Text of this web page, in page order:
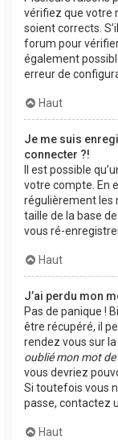
vérifiez que votre
soient corrects.
forum pour
également
erreur de
Haut
Je me suis
connecter ?!
Il est possible
votre compte. En
régulièrement les
taille de la base
vous ré-
Haut
J’ai perdu mon
Pas de panique !
être récupéré, il
rendez vous sur
oublié mon mot de
vous devriez
Si toutefois vous
passe, contactez
Haut